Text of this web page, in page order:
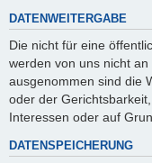
DATENWEITERGABE
Die nicht für eine
werden von uns nicht
ausgenommen sind die
oder der
Interessen oder auf
DATENSPEICHERUNG